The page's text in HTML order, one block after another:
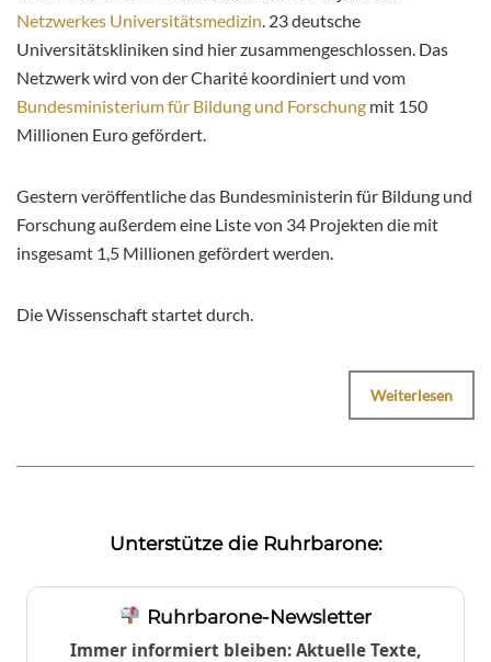
Netzwerkes Universitätsme­di­zin . 23 deutsche
Universitätskliniken sind hier zusammengeschlossen. Das
Netzwerk wird von der Charité koordiniert und vom
Bundesministerium für Bildung und For­schung mit 150
Millionen Euro gefördert.
Gestern veröffentliche das Bundesministerin für Bildung und
Forschung außerdem eine Liste von 34 Projekten die mit
insgesamt 1,5 Millionen gefördert werden.
Die Wissenschaft startet durch.
Weiterlesen
Unterstütze die Ruhrbarone:
Ruhrbarone-Newsletter
Immer informiert bleiben: Aktuelle Texte,